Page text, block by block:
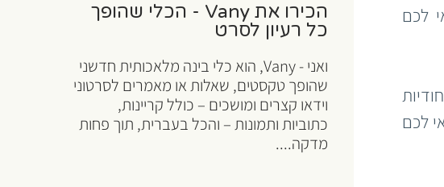
הכירו את Vany - הכלי שהופך
כל רעיון לסרט
ואני - Vany, הוא כלי בינה מלאכותית חדשני
שהופך טקסטים, שאלות או מאמרים לסרטוני
וידאו קצרים ומושכים – כולל קריינות,
כתוביות ותמונות – והכל בעברית, תוך פחות
מדקה....
אינו תחליף ל-ChatGPT או Gemini. הוא כלי משלים עם יכולות ייחודיות